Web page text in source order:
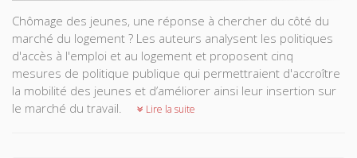
Chômage des jeunes, une réponse à chercher du côté du
marché du logement ? Les auteurs analysent les politiques
d'accès à l'emploi et au logement et proposent cinq
mesures de politique publique qui permettraient d'accroître
la mobilité des jeunes et d’améliorer ainsi leur insertion sur
le marché du travail.
Lire la suite